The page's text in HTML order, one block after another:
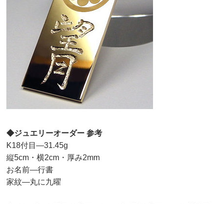
◆ジュエリーオーダー 参考
K18付目—31.45g
縦5cm・横2cm・厚み2mm
お名前—行書
家紋—丸に九曜